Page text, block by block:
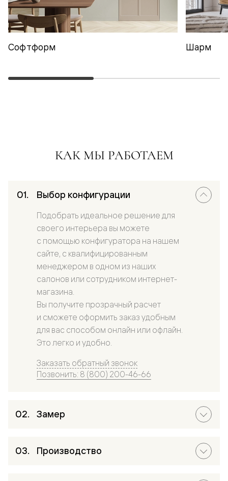
Софтформ Шарм
КАК МЫ РАБОТАЕМ
Выбор конфигурации
Подобрать идеальное решение для
своего интерьера вы можете
с помощью конфигуратора на нашем
сайте, с квалифицированным
менеджером в одном из наших
салонов или сотрудником интернет-
магазина.
Вы получите прозрачный расчет
и сможете оформить заказ удобным
для вас способом онлайн или офлайн.
Это легко и удобно.
Заказать обратный звонок
Позвонить: 8 (800) 200-46-66
Замер
Производство